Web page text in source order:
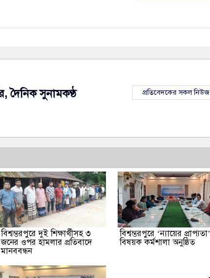
দৈনিক সুনামকণ্ঠ প্রতিবেদকের সকল নিউজ
বিশ্বম্ভরপুরে দুই শিক্ষার্থীসহ ৩
জনের ওপর হামলার প্রতিবাদে
মানববন্ধন
বিশ্বম্ভরপুরে ‘ন্যায়ের প্রাপ্যতা’
বিষয়ক কর্মশালা অনুষ্ঠিত